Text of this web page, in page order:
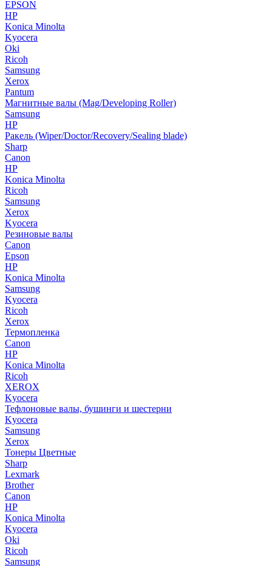
EPSON
HP
Konica Minolta
Kyocera
Oki
Ricoh
Samsung
Xerox
Pantum
Магнитные валы (Mag/Developing Roller)
Samsung
HP
Ракель (Wiper/Doctor/Recovery/Sealing blade)
Sharp
Canon
HP
Konica Minolta
Ricoh
Samsung
Xerox
Kyocera
Резиновые валы
Canon
Epson
HP
Konica Minolta
Samsung
Kyocera
Ricoh
Xerox
Термопленка
Canon
HP
Konica Minolta
Ricoh
XEROX
Kyocera
Тефлоновые валы, бушинги и шестерни
Kyocera
Samsung
Xerox
Тонеры Цветные
Sharp
Lexmark
Brother
Canon
HP
Konica Minolta
Kyocera
Oki
Ricoh
Samsung